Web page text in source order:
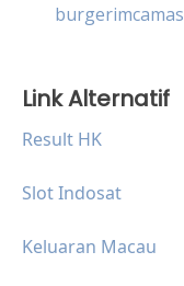
Link Alternatif
Result HK
Slot Indosat
Keluaran Macau